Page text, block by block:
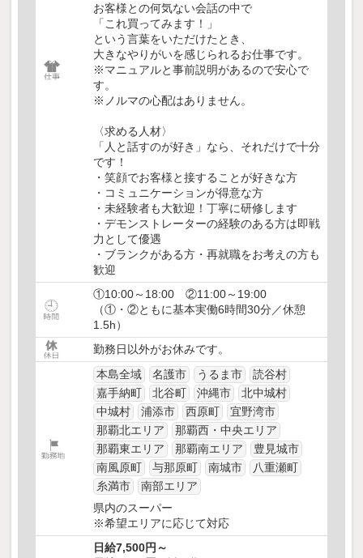
お客様との何気ない会話の中で
「これ買ってみます！」
という言葉をいただけたとき、
大きなやりがいを感じられるお仕事です。
※マニュアルと事前説明があるので安心で
す。
※ノルマの心配はありません。
〈求める人材〉
「人と話すのが好き」なら、それだけで十分
です！
・笑顔でお客様と接することが好きな方
・コミュニケーションが得意な方
・未経験者も大歓迎！丁寧に研修します
・デモンストレーターの経験のある方は即戦
力として優遇
・ブランクがある方・再就職をお考えの方も
歓迎
①10:00～18:00 ②11:00～19:00
（①・②ともに基本実働6時間30分／休憩
1.5h）
勤務日以外がお休みです。
本島全域
名護市 うるま市
読谷村
嘉手納町
北谷町 沖縄市
北中城村
中城村
浦添市 西原町
宜野湾市
那覇北エリア
那覇西・中央エリア
那覇東エリア
那覇南エリア
豊見城市
南風原町
与那原町 南城市
八重瀬町
糸満市
南部エリア
県内のスーパー
※希望エリアに応じて対応
日給7,500円～